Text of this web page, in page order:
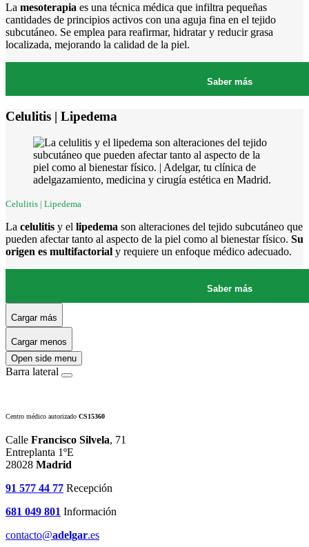
La mesoterapia es una técnica médica que infiltra pequeñas
cantidades de principios activos con una aguja fina en el tejido
subcutáneo. Se emplea para reafirmar, hidratar y reducir grasa
localizada, mejorando la calidad de la piel.
Saber más
Celulitis | Lipedema
Celulitis | Lipedema
La celulitis y el lipedema son alteraciones del tejido subcutáneo que
pueden afectar tanto al aspecto de la piel como al bienestar físico. Su
origen es multifactorial y requiere un enfoque médico adecuado.
Saber más
Cargar más
Cargar menos
Open side menu
Barra lateral
Centro médico autorizado CS15360
Calle Francisco Silvela, 71
Entreplanta 1ºE
28028 Madrid
91 577 44 77 Recepción
681 049 801 Información
contacto@adelgar.es